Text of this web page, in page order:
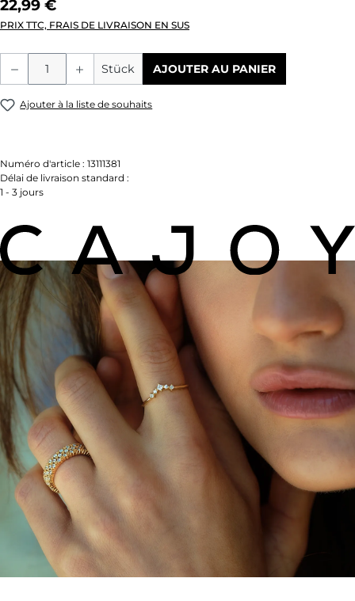
22,99 €
PRIX TTC, FRAIS DE LIVRAISON EN SUS
Quantité de produit : Entrez la
Stück AJOUTER AU PANIER
Ajouter à la liste de souhaits
Numéro d'article : 13111381
Délai de livraison standard :
1 - 3 jours